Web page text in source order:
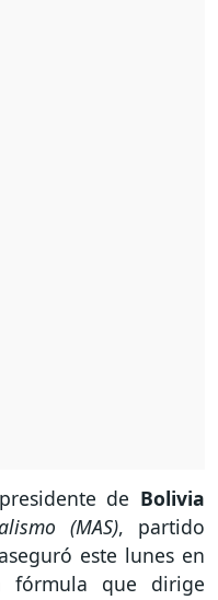
de Bolivia
(MAS), partido
este lunes en
fórmula que dirige